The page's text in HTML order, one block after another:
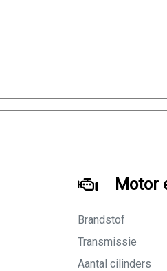
Motor
Brandstof
Transmissie
Aantal cilinders